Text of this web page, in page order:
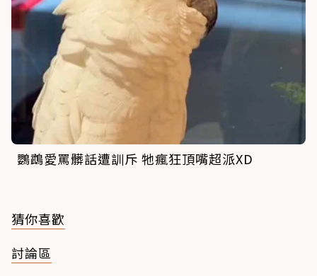
鸚鵡愛罵髒話遭訓斥 牠瘋狂頂嘴超派XD
猜你喜歡
討論區